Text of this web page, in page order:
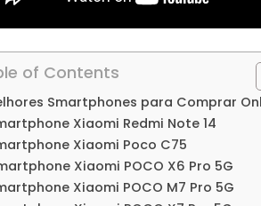
of Contents
Smartphones para Comprar
Xiaomi Redmi Note 14
Xiaomi Poco C75
Xiaomi POCO X6 Pro 5G
Xiaomi POCO M7 Pro 5G